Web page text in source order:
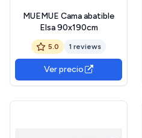
MUEMUE Cama abatible
Elsa 90x190cm
5.0 1 reviews
Ver precio